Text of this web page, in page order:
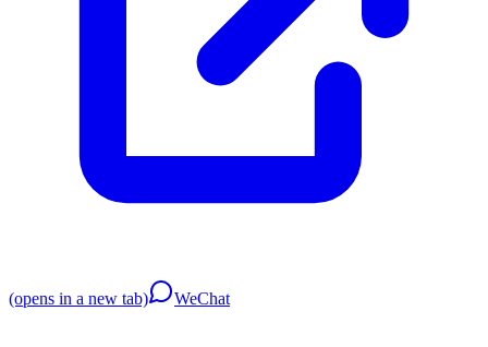
(opens in a new tab) WeChat